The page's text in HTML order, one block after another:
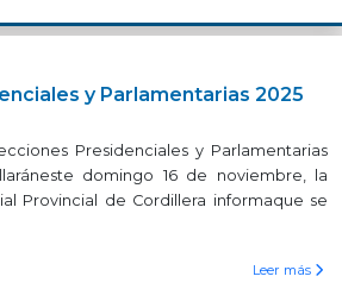
y Parlamentarias 2025
Presidenciales y Parlamentarias
domingo 16 de noviembre, la
Provincial de Cordillera informaque se
Leer más